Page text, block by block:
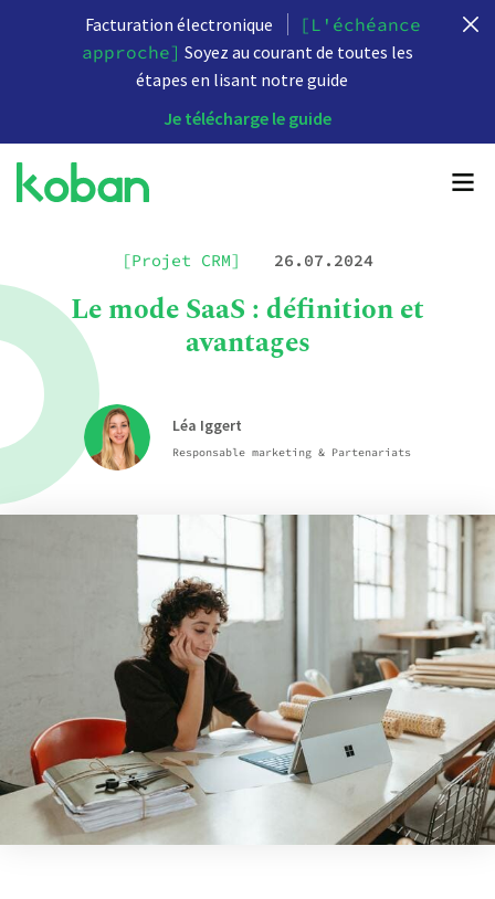
Facturation électronique
[L'échéance
approche] Soyez au courant de toutes les
étapes en lisant notre guide
Je télécharge le guide
[Projet CRM] 26.07.2024
Le mode SaaS : définition et
avantages
Léa Iggert
Responsable marketing & Partenariats